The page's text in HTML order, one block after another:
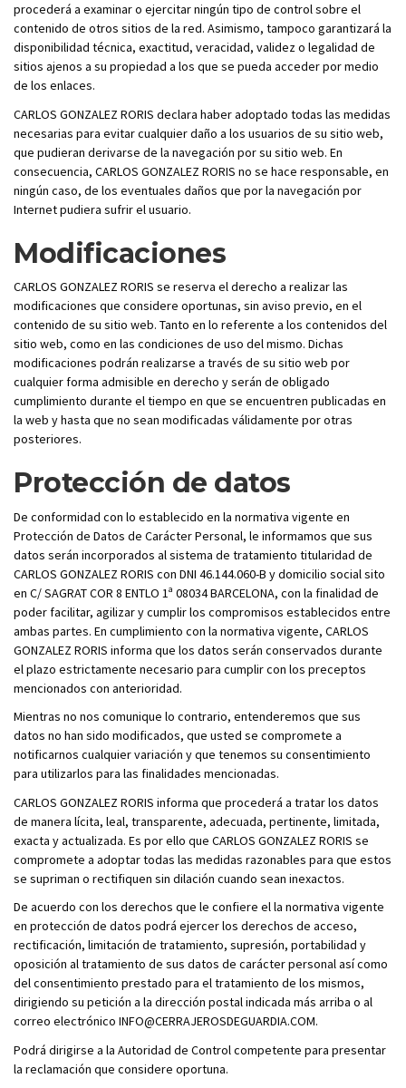
procederá a examinar o ejercitar ningún tipo de control sobre el
contenido de otros sitios de la red. Asimismo, tampoco garantizará la
disponibilidad técnica, exactitud, veracidad, validez o legalidad de
sitios ajenos a su propiedad a los que se pueda acceder por medio
de los enlaces.
CARLOS GONZALEZ RORIS declara haber adoptado todas las medidas
necesarias para evitar cualquier daño a los usuarios de su sitio web,
que pudieran derivarse de la navegación por su sitio web. En
consecuencia, CARLOS GONZALEZ RORIS no se hace responsable, en
ningún caso, de los eventuales daños que por la navegación por
Internet pudiera sufrir el usuario.
Modificaciones
CARLOS GONZALEZ RORIS se reserva el derecho a realizar las
modificaciones que considere oportunas, sin aviso previo, en el
contenido de su sitio web. Tanto en lo referente a los contenidos del
sitio web, como en las condiciones de uso del mismo. Dichas
modificaciones podrán realizarse a través de su sitio web por
cualquier forma admisible en derecho y serán de obligado
cumplimiento durante el tiempo en que se encuentren publicadas en
la web y hasta que no sean modificadas válidamente por otras
posteriores.
Protección de datos
De conformidad con lo establecido en la normativa vigente en
Protección de Datos de Carácter Personal, le informamos que sus
datos serán incorporados al sistema de tratamiento titularidad de
CARLOS GONZALEZ RORIS con DNI 46.144.060-B y domicilio social sito
en C/ SAGRAT COR 8 ENTLO 1ª 08034 BARCELONA, con la finalidad de
poder facilitar, agilizar y cumplir los compromisos establecidos entre
ambas partes. En cumplimiento con la normativa vigente, CARLOS
GONZALEZ RORIS informa que los datos serán conservados durante
el plazo estrictamente necesario para cumplir con los preceptos
mencionados con anterioridad.
Mientras no nos comunique lo contrario, entenderemos que sus
datos no han sido modificados, que usted se compromete a
notificarnos cualquier variación y que tenemos su consentimiento
para utilizarlos para las finalidades mencionadas.
CARLOS GONZALEZ RORIS informa que procederá a tratar los datos
de manera lícita, leal, transparente, adecuada, pertinente, limitada,
exacta y actualizada. Es por ello que CARLOS GONZALEZ RORIS se
compromete a adoptar todas las medidas razonables para que estos
se supriman o rectifiquen sin dilación cuando sean inexactos.
De acuerdo con los derechos que le confiere el la normativa vigente
en protección de datos podrá ejercer los derechos de acceso,
rectificación, limitación de tratamiento, supresión, portabilidad y
oposición al tratamiento de sus datos de carácter personal así como
del consentimiento prestado para el tratamiento de los mismos,
dirigiendo su petición a la dirección postal indicada más arriba o al
correo electrónico INFO@CERRAJEROSDEGUARDIA.COM.
Podrá dirigirse a la Autoridad de Control competente para presentar
la reclamación que considere oportuna.